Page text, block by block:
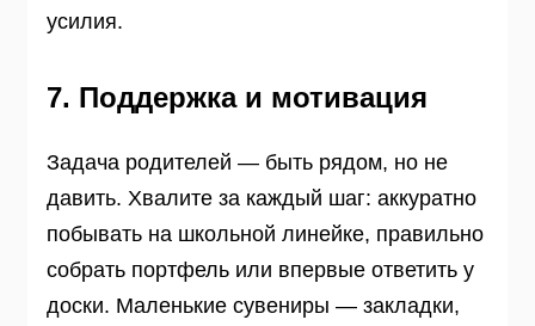
усилия.
7. Поддержка и мотивация
Задача родителей — быть рядом, но не
давить. Хвалите за каждый шаг: аккуратно
побывать на школьной линейке, правильно
собрать портфель или впервые ответить у
доски. Маленькие сувениры — закладки,